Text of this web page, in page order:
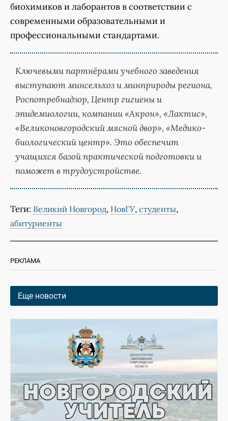
биохимиков и лаборантов в соответствии с
современными образовательными и
профессиональными стандартами.
Ключевыми партнёрами учебного заведения
выступают минсельхоз и минприроды региона,
Роспотребнадзор, Центр гигиены и
эпидемиологии, компании «Акрон», «Лактис»,
«Великоновгородский мясной двор», «Медико-
биологический центр». Это обеспечит
учащихся базой практической подготовки и
поможет в трудоустройстве.
Теги: Великий Новгород, НовГУ, студенты,
абитуриенты
РЕКЛАМА
Еще новости